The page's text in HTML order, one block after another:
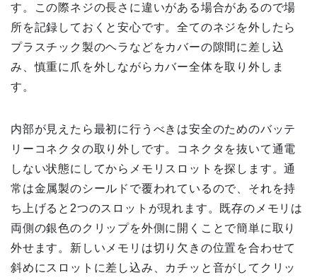
す。この際ネジの長さに違いがある場合があるので場
所を記録しておくと安心です。全てのネジを外したら
プラスチック製のヘラなどをカバーの隙間に差し込
み、慎重に爪を外しながらカバー全体を取り外しま
す。
内部が見えたら最初に行うべきは安全のためのバッテ
リーコネクタの取り外しです。コネクタを抜いて通電
しない状態にしてからメモリスロットを探します。通
常は金属製のシールドで覆われているので、それを持
ち上げると2つのスロットが現れます。既存のメモリは
両側の銀色のクリップを外側に開くことで簡単に取り
外せます。新しいメモリは切り欠きの位置を合わせて
斜めにスロットに差し込み、カチッと音がしてクリッ